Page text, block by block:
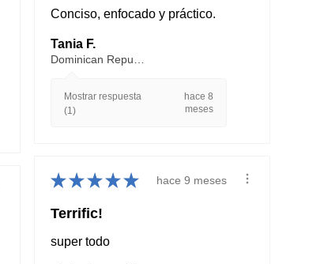
Conciso, enfocado y práctico.
Tania F.
Dominican Republic, Santiago
Mostrar respuesta
(1)
hace 8
meses
★ ★ ★ ★ ★ hace 9 meses
Terrific!
super todo